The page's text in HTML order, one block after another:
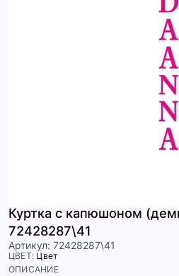
Куртка с капюшоном
72428287\41
Артикул: 72428287\41
ЦВЕТ: Цвет
ОПИСАНИЕ